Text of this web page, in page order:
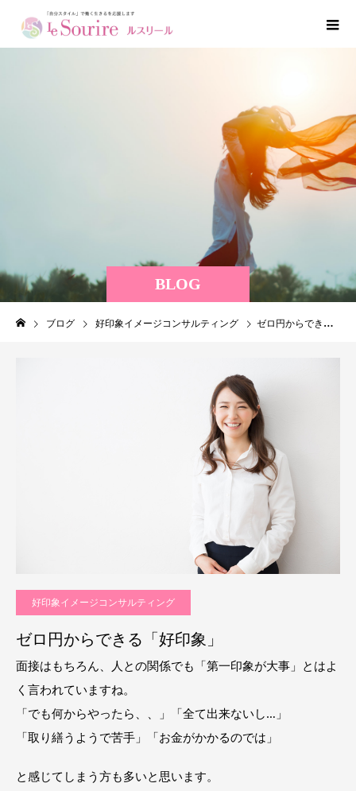
BLOG
ブログ 好印象イメージコンサルティング ゼロ円からできる「好印象」
好印象イメージコンサルティング
ゼロ円からできる「好印象」
面接はもちろん、人との関係でも「第一印象が大事」とはよ
く言われていますね。
「でも何からやったら、、」「全て出来ないし…」
「取り繕うようで苦手」「お金がかかるのでは」
と感じてしまう方も多いと思います。